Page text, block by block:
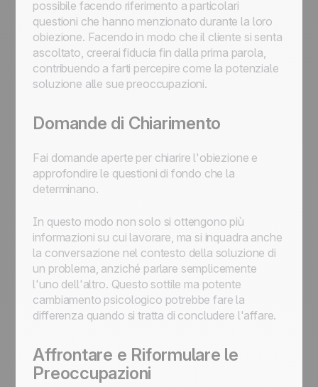
possibile facendo riferimento a particolari
questioni che hanno menzionato durante la loro
obiezione. Facendo in modo che il cliente si senta
ascoltato, creerai fiducia fin dalla prima parola,
contribuendo a farti percepire come la potenziale
soluzione alle sue preoccupazioni.
Domande di Chiarimento
Fai domande aperte per chiarire l'obiezione e
approfondire le questioni di fondo che la
determinano.
In questo modo non solo si ottengono più
informazioni su cui lavorare, ma si inquadra anche
la conversazione nel contesto della soluzione di
un problema, anziché parlare semplicemente
l'uno dell'altro. Questo sottile ma potente
cambiamento psicologico potrebbe fare la
differenza quando si tratta di concludere l'affare.
Affrontare e Riformulare le
Preoccupazioni